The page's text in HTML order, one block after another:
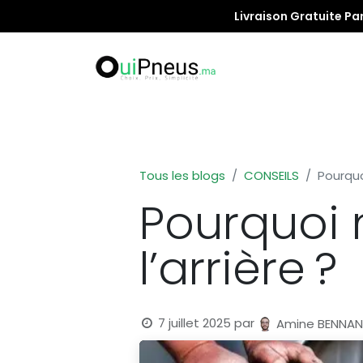
Livraison Gratuite
Tous les blogs CONSEILS
Pourquoi
l’arrière ?
7 juillet 2025 par Amine